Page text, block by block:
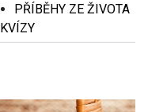
PŘÍBĚHY ZE ŽIVOTA
KVÍZY